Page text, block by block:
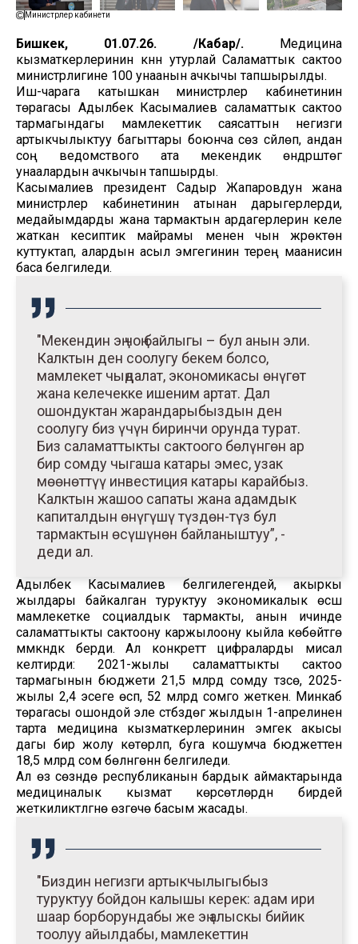
Министрлер кабинети
Бишкек, 01.07.26. /Кабар/. Медицина
кызматкерлеринин күнүн утурлай Саламаттык сактоо
министрлигине 100 унаанын ачкычы тапшырылды.
Иш-чарага катышкан министрлер кабинетинин
төрагасы Адылбек Касымалиев саламаттык сактоо
тармагындагы мамлекеттик саясаттын негизги
артыкчылыктуу багыттары боюнча сөз сүйлөп, андан
соң ведомствого ата мекендик өндүрүштөгү
унаалардын ачкычын тапшырды.
Касымалиев президент Садыр Жапаровдун жана
министрлер кабинетинин атынан дарыгерлерди,
медайымдарды жана тармактын ардагерлерин келе
жаткан кесиптик майрамы менен чын жүрөктөн
куттуктап, алардын асыл эмгегинин терең маанисин
баса белгиледи.
"Мекендин эң чоң байлыгы – бул анын эли.
Калктын ден соолугу бекем болсо,
мамлекет чыңдалат, экономикасы өнүгөт
жана келечекке ишеним артат. Дал
ошондуктан жарандарыбыздын ден
соолугу биз үчүн биринчи орунда турат.
Биз саламаттыкты сактоого бөлүнгөн ар
бир сомду чыгаша катары эмес, узак
мөөнөттүү инвестиция катары карайбыз.
Калктын жашоо сапаты жана адамдык
капиталдын өнүгүшү түздөн-түз бул
тармактын өсүшүнөн байланыштуу”, -
деди ал.
Адылбек Касымалиев белгилегендей, акыркы
жылдары байкалган туруктуу экономикалык өсүш
мамлекетке социалдык тармакты, анын ичинде
саламаттыкты сактоону каржылоону кыйла көбөйтүүгө
мүмкүндүк берди. Ал конкреттүү цифраларды мисал
келтирди: 2021-жылы саламаттыкты сактоо
тармагынын бюджети 21,5 млрд сомду түзсө, 2025-
жылы 2,4 эсеге өсүп, 52 млрд сомго жеткен. Минкаб
төрагасы ошондой эле үстүбүздөгү жылдын 1-апрелинен
тарта медицина кызматкерлеринин эмгек акысы
дагы бир жолу көтөрүлүп, буга кошумча бюджеттен
18,5 млрд сом бөлүнгөнүн белгиледи.
Ал өз сөзүндө республиканын бардык аймактарында
медициналык кызмат көрсөтүүлөрдүн бирдей
жеткиликтүүлүгүнө өзгөчө басым жасады.
"Биздин негизги артыкчылыгыбыз
туруктуу бойдон калышы керек: адам ири
шаар борборундабы же эң алыскы бийик
тоолуу айылдабы, мамлекеттин